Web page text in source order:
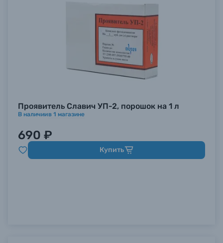
Проявитель Славич УП-2, порошок на 1 л
В наличиив 1 магазине
690 ₽
Купить